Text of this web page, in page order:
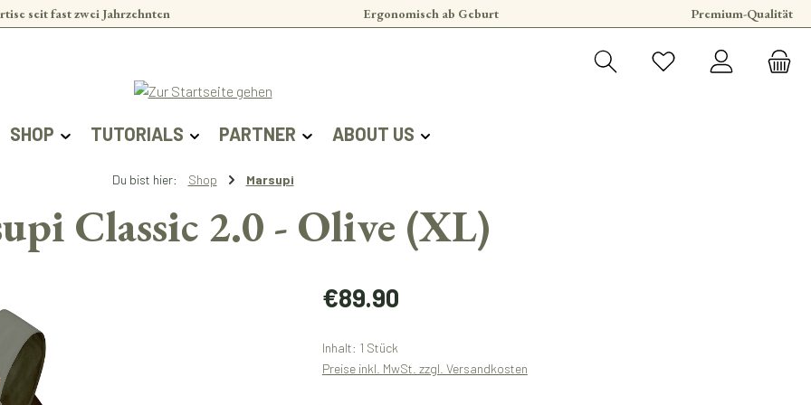
seit fast zwei Jahrzehnten Ergonomisch ab Geburt Premium-Qualität
SHOP TUTORIALS PARTNER ABOUT US
Du bist hier: Shop Marsupi
Classic 2.0 - Olive (XL)
Regulärer Preis:
€89.90
Inhalt: 1 Stück
Preise inkl. MwSt. zzgl. Versandkosten